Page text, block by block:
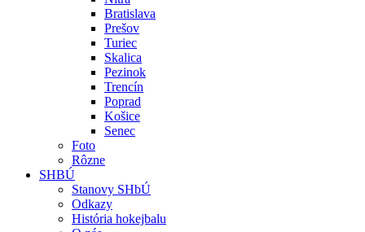
Bratislava
Prešov
Turiec
Skalica
Pezinok
Trencín
Poprad
Košice
Senec
Foto
Rôzne
SHBÚ
Stanovy SHbÚ
Odkazy
História hokejbalu